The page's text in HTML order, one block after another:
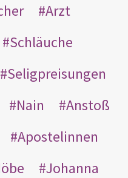
Arzt
Schläuche
Seligpreisungen
Nain
Anstoß
Apostelinnen
Johanna